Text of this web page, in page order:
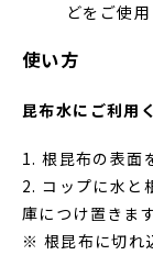
どをご使用
使い方
昆布水にご利用
1. 根昆布の表面
2. コップに水と
庫につけ置きま
※ 根昆布に切れ